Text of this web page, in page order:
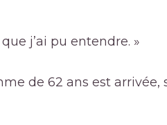
j’ai pu entendre. »
de 62 ans est